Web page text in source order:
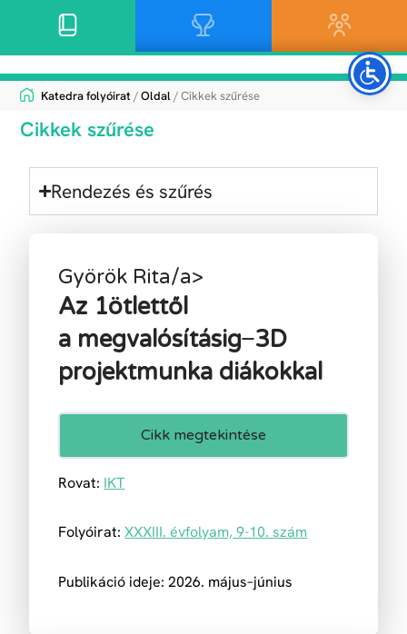
Katedra folyóirat/Oldal/ Cikkek szűrése
Cikkek szűrése
Rendezés és szűrés
Györök Rita/a>
Az 1ötlettől
a megvalósításig ̶ 3D
projektmunka diákokkal
Cikk megtekintése
Rovat: IKT
Folyóirat: XXXIII. évfolyam, 9-10. szám
Publikáció ideje: 2026. május–június